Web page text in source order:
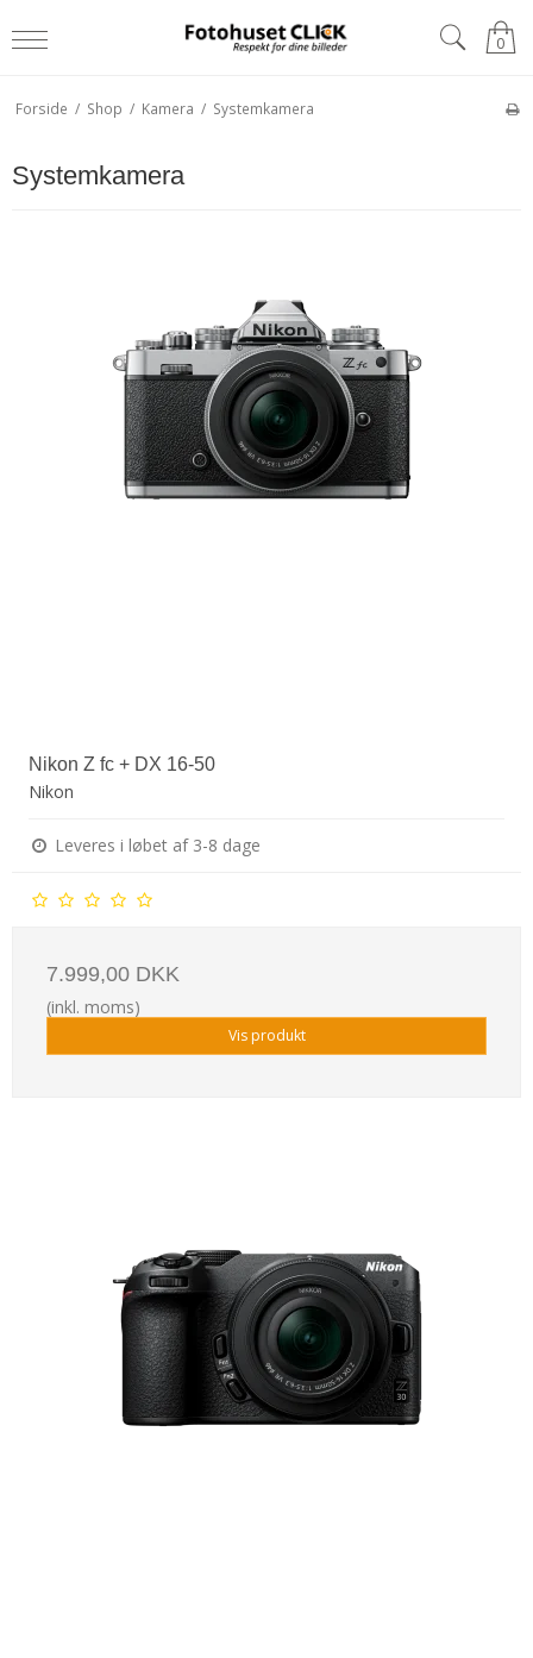
0
Forside / Shop / Kamera / Systemkamera
Systemkamera
Nikon Z fc + DX 16-50
Nikon
Leveres i løbet af 3-8 dage
7.999,00 DKK
(inkl. moms)
Vis produkt